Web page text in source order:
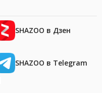
SHAZOO в Дзен
SHAZOO в Telegram